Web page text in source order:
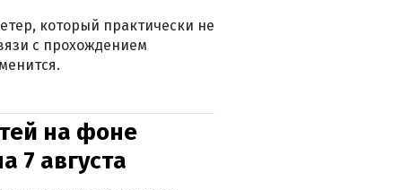
который практически не
с прохождением
на фоне
7 августа